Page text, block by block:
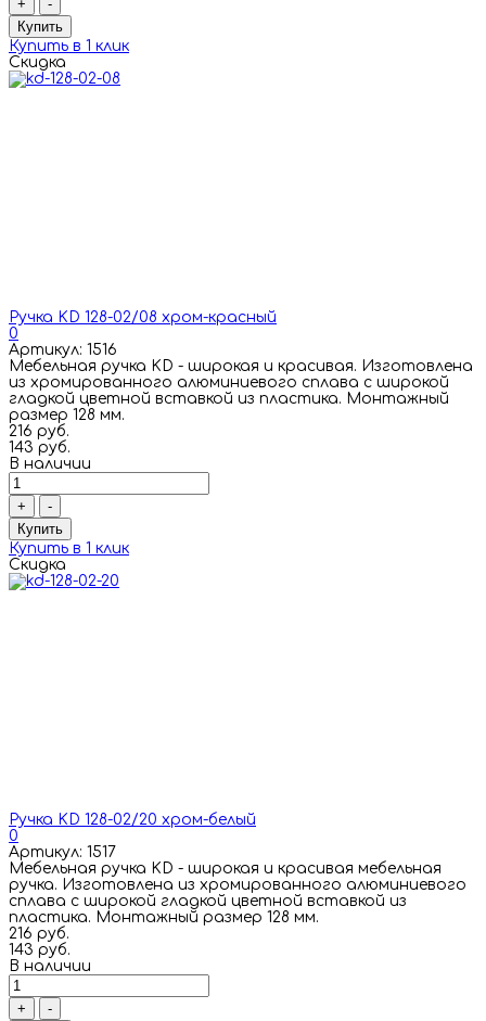
+
-
Купить
Купить в 1 клик
Скидка
Ручка KD 128-02/08 хром-красный
0
Артикул: 1516
Мебельная ручка KD - широкая и красивая. Изготовлена
из хромированного алюминиевого сплава с широкой
гладкой цветной вставкой из пластика. Монтажный
размер 128 мм.
216 руб.
143 руб.
В наличии
+
-
Купить
Купить в 1 клик
Скидка
Ручка KD 128-02/20 хром-белый
0
Артикул: 1517
Мебельная ручка KD - широкая и красивая мебельная
ручка. Изготовлена из хромированного алюминиевого
сплава с широкой гладкой цветной вставкой из
пластика. Монтажный размер 128 мм.
216 руб.
143 руб.
В наличии
+
-